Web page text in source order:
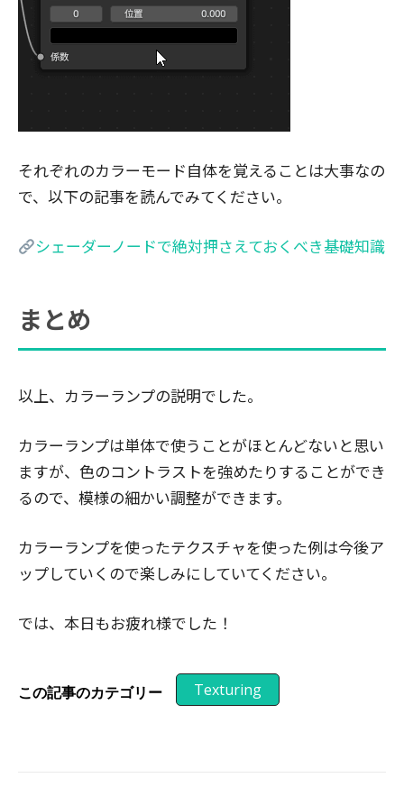
それぞれのカラーモード自体を覚えることは大事なの
で、以下の記事を読んでみてください。
シェーダーノードで絶対押さえておくべき基礎知識
まとめ
以上、カラーランプの説明でした。
カラーランプは単体で使うことがほとんどないと思い
ますが、色のコントラストを強めたりすることができ
るので、模様の細かい調整ができます。
カラーランプを使ったテクスチャを使った例は今後ア
ップしていくので楽しみにしていてください。
では、本日もお疲れ様でした！
この記事のカテゴリー Texturing